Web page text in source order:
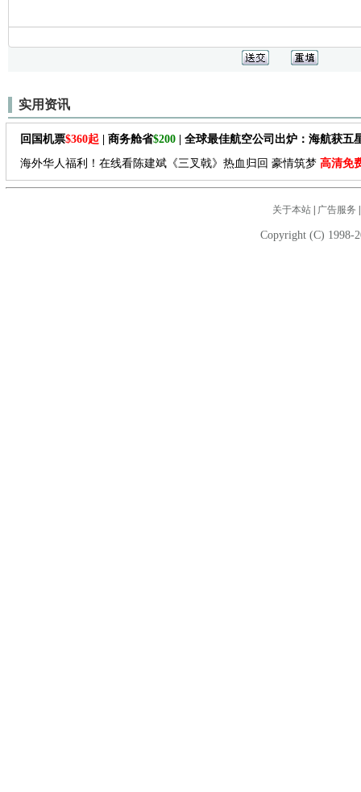
实用资讯
回国机票$360起 | 商务舱省$200 | 全球最佳航空公司出炉：海航获五
海外华人福利！在线看陈建斌《三叉戟》热血归回 豪情筑梦 高清免
关于本站| 广告服务
Copyright (C) 1998-